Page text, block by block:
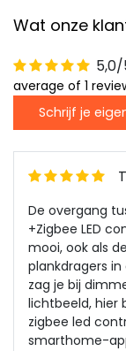
Wat onze
average of 1
Schrijf je
De overgang
+Zigbee LED
mooi, ook als
plankdragers
zag je bij
lichtbeeld, hier
zigbee led
smarthome-